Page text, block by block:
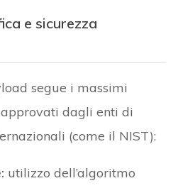
e sicurezza
segue i massimi
dagli enti di
(come il NIST):
utilizzo dell’algoritmo